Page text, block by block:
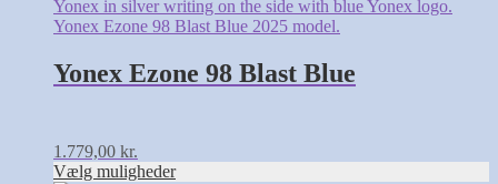
Yonex Ezone 98 Blast Blue
1.779,00 kr.
Vælg muligheder
vare
har
varianter.
Mulighederne
på
varesiden